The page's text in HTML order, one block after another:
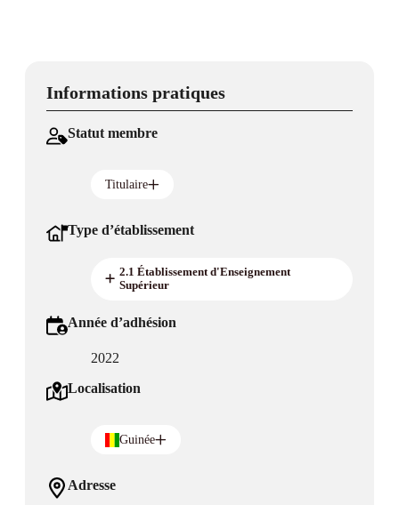
Informations pratiques
Statut membre
Titulaire
Type d’établissement
2.1 Établissement d'Enseignement
Supérieur
Année d’adhésion
2022
Localisation
Guinée
Adresse